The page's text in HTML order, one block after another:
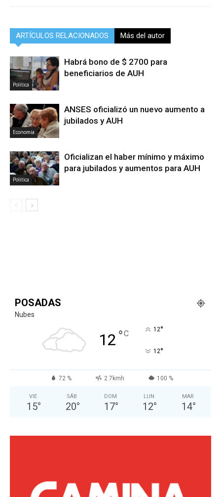
ARTÍCULOS RELACIONADOS Más del autor
Politica
Habrá bono de $ 2700 para
beneficiarios de AUH
Economia
ANSES oficializó un nuevo aumento a
jubilados y AUH
Politica
Oficializan el haber mínimo y máximo
para jubilados y aumentos para AUH
POSADAS
Nubes
12 °C 12°
12°
72 % 2.7kmh 100 %
VIE
15°
SÁB
20°
DOM
17°
LUN
12°
MAR
14°